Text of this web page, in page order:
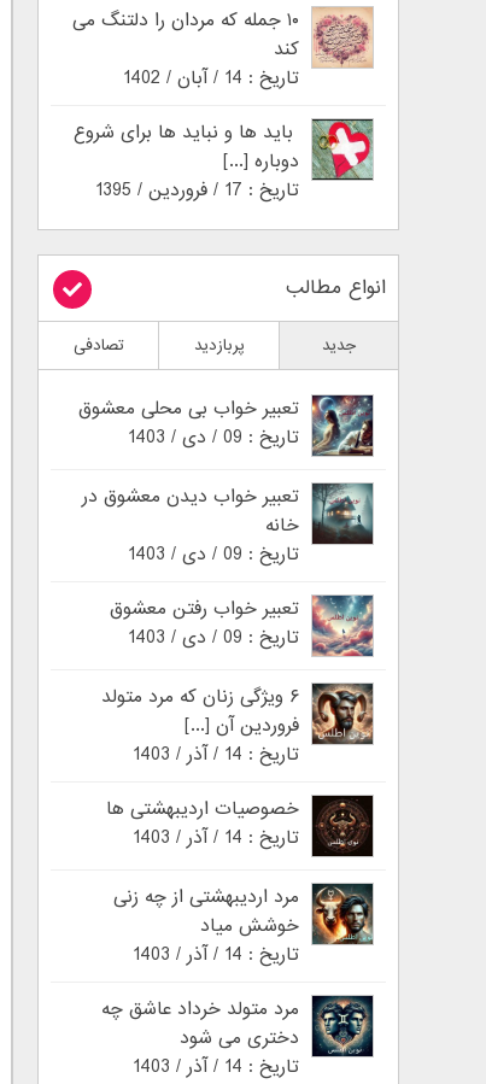
۱۰ جمله که مردان را دلتنگ می
کند
تاریخ : 14 / آبان / 1402
باید ها و نباید ها برای شروع
دوباره [...]
تاریخ : 17 / فروردین / 1395
انواع مطالب
جدید پربازدید تصادفی
تعبیر خواب بی محلی معشوق
تاریخ : 09 / دی / 1403
تعبیر خواب دیدن معشوق در
خانه
تاریخ : 09 / دی / 1403
تعبیر خواب رفتن معشوق
تاریخ : 09 / دی / 1403
۶ ویژگی زنان که مرد متولد
فروردین آن [...]
تاریخ : 14 / آذر / 1403
خصوصیات اردیبهشتی ها
تاریخ : 14 / آذر / 1403
مرد اردیبهشتی از چه زنی
خوشش میاد
تاریخ : 14 / آذر / 1403
مرد متولد خرداد عاشق چه
دختری می شود
تاریخ : 14 / آذر / 1403